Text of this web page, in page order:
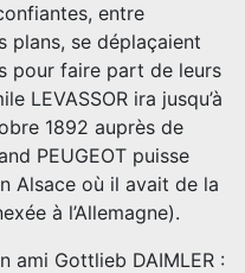
entre
plans, se déplaçaient
pour faire part de leurs
LEVASSOR ira jusqu’à
1892 auprès de
PEUGEOT puisse
Alsace où il avait de la
à l’Allemagne).
ami Gottlieb DAIMLER :